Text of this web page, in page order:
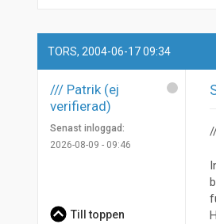
TORS, 2004-06-17 09:34
/// Patrik (ej
verifierad)
Senast inloggad:
2026-08-09 - 09:46
Till toppen